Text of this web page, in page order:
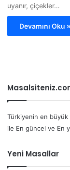
uyanır, çiçekler…
Devamını Oku »
Türkiyenin en büyük
ile En güncel ve En
Yeni Masallar